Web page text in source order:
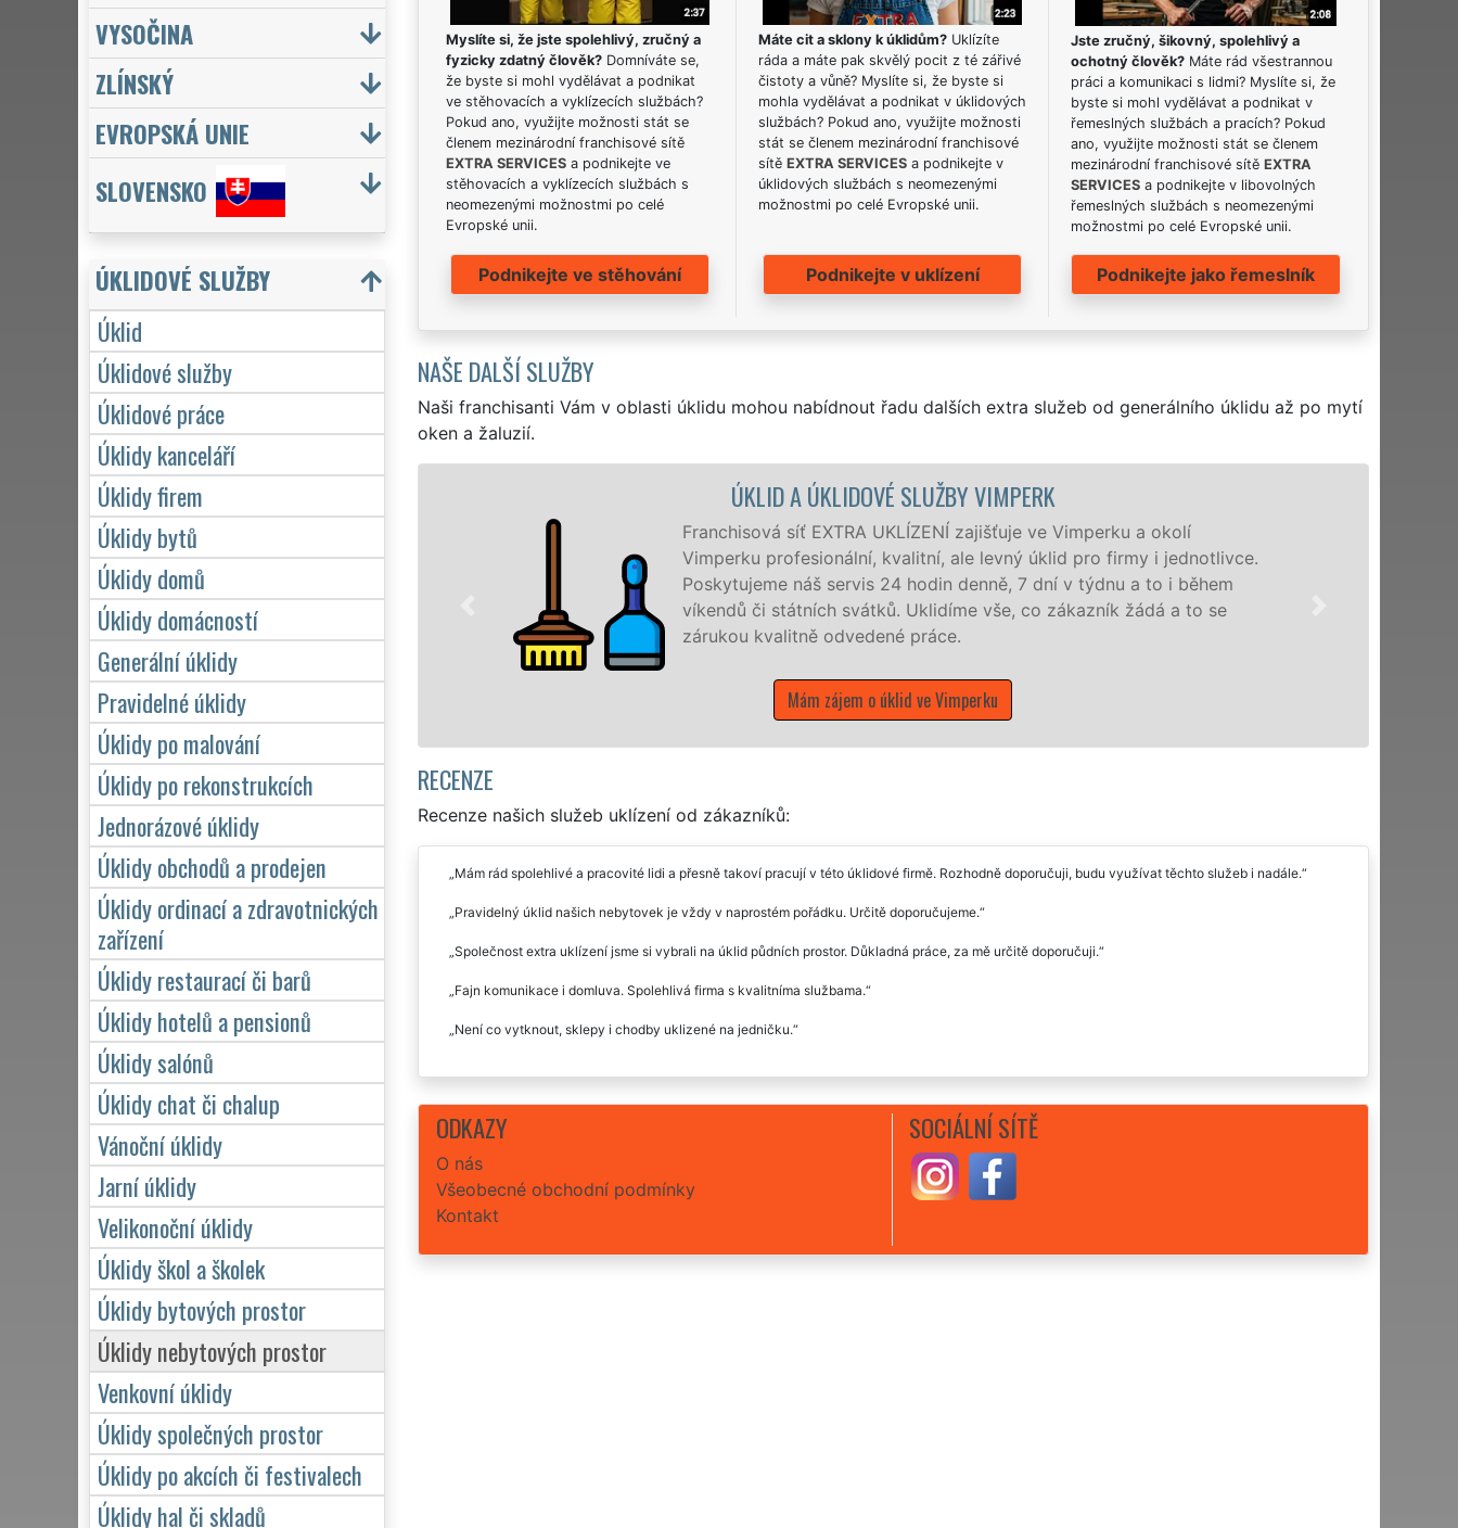
Myslíte si, že jste spolehlivý, zručný a
fyzicky zdatný člověk?Domníváte se,
že byste si mohl vydělávat a podnikat
ve stěhovacích a vyklízecích službách?
Pokud ano, využijte možnosti stát se
členem mezinárodní franchisové sítě
EXTRA SERVICESa podnikejte ve
stěhovacích a vyklízecích službách s
neomezenými možnostmi po celé
Evropské unii.
Podnikejte ve stěhování
Máte cit a sklony k úklidům?Uklízíte
ráda a máte pak skvělý pocit z té zářivé
čistoty a vůně? Myslíte si, že byste si
mohla vydělávat a podnikat v úklidových
službách? Pokud ano, využijte možnosti
stát se členem mezinárodní franchisové
sítě EXTRA SERVICESa podnikejte v
úklidových službách s neomezenými
možnostmi po celé Evropské unii.
Podnikejte v uklízení
Jste zručný, šikovný, spolehlivý a
ochotný člověk? Máte rád všestrannou
práci a komunikaci s lidmi? Myslíte si, že
byste si mohl vydělávat a podnikat v
řemeslných službách a pracích? Pokud
ano, využijte možnosti stát se členem
mezinárodní franchisové sítěEXTRA
SERVICES a podnikejte v libovolných
řemeslných službách s neomezenými
možnostmi po celé Evropské unii.
Podnikejte jako řemeslník
NAŠE DALŠÍ SLUŽBY
Naši franchisanti Vám v oblasti úklidu mohou nabídnout řadu dalších extra služeb od generálního úklidu až po mytí
oken a žaluzií.
ÚKLID A ÚKLIDOVÉ SLUŽBY VIMPERK
Franchisová síť EXTRA UKLÍZENÍ zajišťuje ve Vimperku a okolí
Vimperku profesionální, kvalitní, ale levný úklid pro firmy i jednotlivce.
Poskytujeme náš servis 24 hodin denně, 7 dní v týdnu a to i během
víkendů či státních svátků. Uklidíme vše, co zákazník žádá a to se
zárukou kvalitně odvedené práce.
Mám zájem o úklid ve Vimperku
ÚKLIDOVÁ SLUŽBA A ČINNOSTI VIMPERK
Naše společnost EXTRA UKLÍZENÍ poskytuje ve
profesionální úklidové služby NON-STOP. Levné
nabízíme pro všechny obchodní společnosti, státní
domácnosti v celém Jihočeském kraji s jistotou
RECENZE
Recenze našich služeb uklízení od zákazníků:
Mám rád spolehlivé a pracovité lidi a přesně takoví pracují v této úklidové firmě. Rozhodně doporučuji, budu využívat těchto služeb i nadále.
Pravidelný úklid našich nebytovek je vždy v naprostém pořádku. Určitě doporučujeme.
Společnost extra uklízení jsme si vybrali na úklid půdních prostor. Důkladná práce, za mě určitě doporučuji.
Fajn komunikace i domluva. Spolehlivá firma s kvalitníma službama.
Není co vytknout, sklepy i chodby uklizené na jedničku.
ODKAZY
O nás
Všeobecné obchodní podmínky
Kontakt
SOCIÁLNÍ SÍTĚ
VYSOČINA
ZLÍNSKÝ
EVROPSKÁ UNIE
SLOVENSKO
ÚKLIDOVÉ SLUŽBY
Úklid
Úklidové služby
Úklidové práce
Úklidy kanceláří
Úklidy firem
Úklidy bytů
Úklidy domů
Úklidy domácností
Generální úklidy
Pravidelné úklidy
Úklidy po malování
Úklidy po rekonstrukcích
Jednorázové úklidy
Úklidy obchodů a prodejen
Úklidy ordinací a zdravotnických
zařízení
Úklidy restaurací či barů
Úklidy hotelů a pensionů
Úklidy salónů
Úklidy chat či chalup
Vánoční úklidy
Jarní úklidy
Velikonoční úklidy
Úklidy škol a školek
Úklidy bytových prostor
Úklidy nebytových prostor
Venkovní úklidy
Úklidy společných prostor
Úklidy po akcích či festivalech
Úklidy hal či skladů